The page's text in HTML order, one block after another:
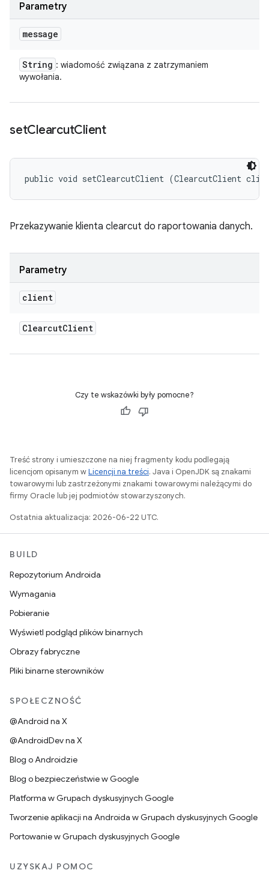
Parametry
message
String : wiadomość związana z zatrzymaniem
wywołania.
setClearcutClient
public void setClearcutClient (ClearcutClient
Przekazywanie klienta clearcut do raportowania danych.
Parametry
client
ClearcutClient
Czy te wskazówki były pomocne?
Treść strony i umieszczone na niej fragmenty kodu podlegają
licencjom opisanym wLicencji na treści. Java i OpenJDK są znakami
towarowymi lub zastrzeżonymi znakami towarowymi należącymi do
firmy Oracle lub jej podmiotów stowarzyszonych.
Ostatnia aktualizacja: 2026-06-22 UTC.
BUILD
Repozytorium Androida
Wymagania
Pobieranie
Wyświetl podgląd plików binarnych
Obrazy fabryczne
Pliki binarne sterowników
SPOŁECZNOŚĆ
@Android na X
@AndroidDev na X
Blog o Androidzie
Blog o bezpieczeństwie w Google
Platforma w Grupach dyskusyjnych Google
Tworzenie aplikacji na Androida w Grupach dyskusyjnych Google
Portowanie w Grupach dyskusyjnych Google
UZYSKAJ POMOC